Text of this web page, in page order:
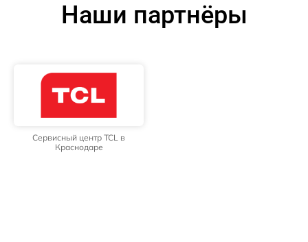
Наши партнёры
Сервисный центр TCL в
Краснодаре